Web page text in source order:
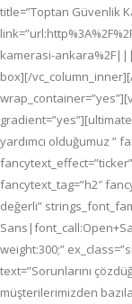
title=”Toptan Güvenlik
kamerasi-
box][/
yardımcı olduğumuz ”
fancytext_tag=”h2″
değerli”
weight:300;”
text=”Sorunlarını
müşterilerimizden